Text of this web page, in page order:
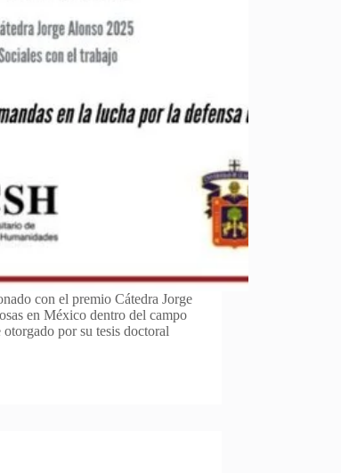
con el premio Cátedra Jorge
en México dentro del campo
por su tesis doctoral